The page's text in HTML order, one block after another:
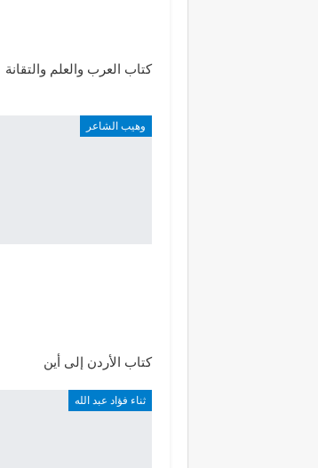
كتاب العرب والعلم والتقانة
وهيب الشاعر
كتاب الأردن إلى أين
ثناء فؤاد عبد الله